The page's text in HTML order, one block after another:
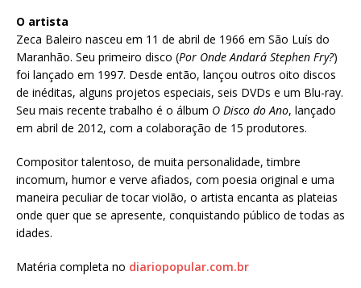
O artista
Zeca Baleiro nasceu em 11 de abril de 1966 em São Luís do
Maranhão. Seu primeiro disco (Por Onde Andará Stephen Fry?)
foi lançado em 1997. Desde então, lançou outros oito discos
de inéditas, alguns projetos especiais, seis DVDs e um Blu-ray.
Seu mais recente trabalho é o álbum O Disco do Ano, lançado
em abril de 2012, com a colaboração de 15 produtores.
Compositor talentoso, de muita personalidade, timbre
incomum, humor e verve afiados, com poesia original e uma
maneira peculiar de tocar violão, o artista encanta as plateias
onde quer que se apresente, conquistando público de todas as
idades.
Matéria completa no diariopopular.com.br